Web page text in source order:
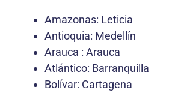
Amazonas: Leticia
Antioquia: Medellín
Arauca : Arauca
Atlántico: Barranquilla
Bolívar: Cartagena